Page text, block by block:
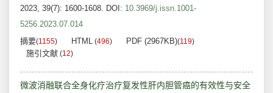
2023, 39(7): 1600-1608. DOI: 10.3969/j.issn.1001-
5256.2023.07.014
摘要(1155) HTML (496) PDF (2967KB)(119)
施引文献 (12)
微波消融联合全身化疗治疗复发性肝内胆管癌的有效性与安全